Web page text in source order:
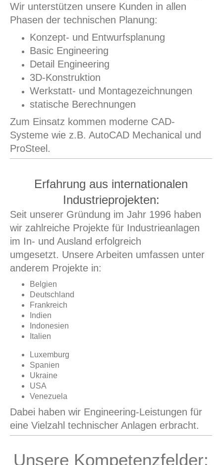
Wir unterstützen unsere Kunden in allen
Phasen der technischen Planung:
Konzept- und Entwurfsplanung
Basic Engineering
Detail Engineering
3D-Konstruktion
Werkstatt- und Montagezeichnungen
statische Berechnungen
Zum Einsatz kommen moderne CAD-
Systeme wie z.B. AutoCAD Mechanical und
ProSteel.
Erfahrung aus internationalen
Industrieprojekten:
Seit unserer Gründung im Jahr 1996 haben
wir zahlreiche Projekte für Industrieanlagen
im In- und Ausland erfolgreich
umgesetzt. Unsere Arbeiten umfassen unter
anderem Projekte in:
Belgien
Deutschland
Frankreich
Indien
Indonesien
Italien
Luxemburg
Spanien
Ukraine
USA
Venezuela
Dabei haben wir Engineering-Leistungen für
eine Vielzahl technischer Anlagen erbracht.
Unsere Kompetenzfelder: